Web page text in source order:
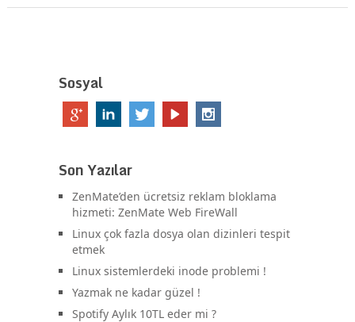
Sosyal
Son Yazılar
ZenMate’den ücretsiz reklam bloklama
hizmeti: ZenMate Web FireWall
Linux çok fazla dosya olan dizinleri tespit
etmek
Linux sistemlerdeki inode problemi !
Yazmak ne kadar güzel !
Spotify Aylık 10TL eder mi ?